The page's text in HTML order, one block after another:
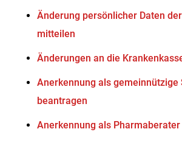
Änderung persönlicher Daten
mitteilen
Änderungen an die
Anerkennung als gemeinnützige
beantragen
Anerkennung als